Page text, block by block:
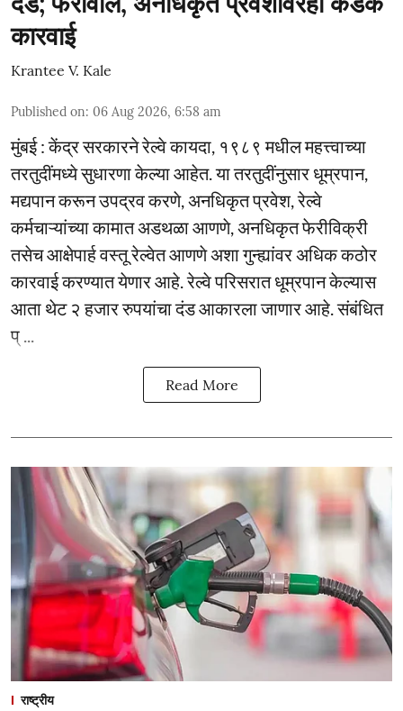
कारवाई
Krantee V. Kale
Published on: 06 Aug 2026, 6:58 am
मुंबई : केंद्र सरकारने रेल्वे कायदा, १९८९ मधील महत्त्वाच्या
तरतुदींमध्ये सुधारणा केल्या आहेत. या तरतुदींनुसार धूम्रपान,
मद्यपान करून उपद्रव करणे, अनधिकृत प्रवेश, रेल्वे
कर्मचाऱ्यांच्या कामात अडथळा आणणे, अनधिकृत फेरीविक्री
तसेच आक्षेपार्ह वस्तू रेल्वेत आणणे अशा गुन्ह्यांवर अधिक कठोर
कारवाई करण्यात येणार आहे. रेल्वे परिसरात धूम्रपान केल्यास
आता थेट २ हजार रुपयांचा दंड आकारला जाणार आहे. संबंधित
प् ...
Read More
राष्ट्रीय